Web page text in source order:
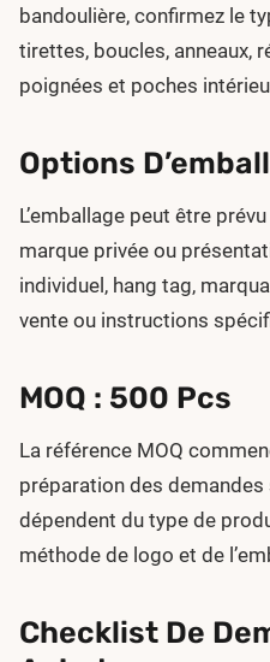
bandoulière, confirmez le
tirettes, boucles, anneaux,
poignées et poches
Options
L’emballage peut être
marque privée ou
individuel, hang tag,
vente ou instructions
MOQ : 500 Pcs
La référence MOQ
préparation des
dépendent du type de
méthode de logo et de
Checklist De